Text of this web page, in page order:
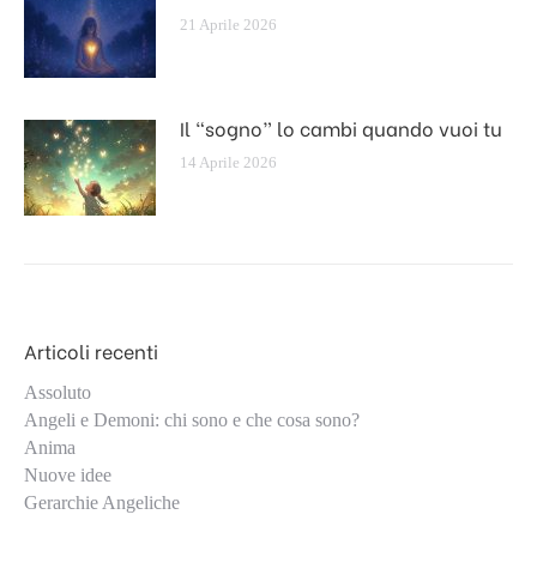
21 Aprile 2026
Il “sogno” lo cambi quando vuoi tu
14 Aprile 2026
Articoli recenti
Assoluto
Angeli e Demoni: chi sono e che cosa sono?
Anima
Nuove idee
Gerarchie Angeliche